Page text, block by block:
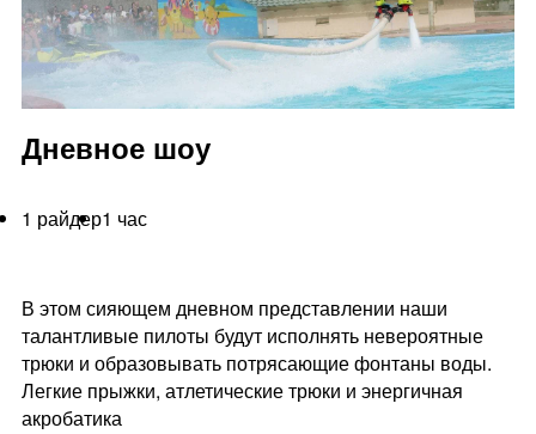
Дневное шоу
1 райдер1 час
В этом сияющем дневном представлении наши
талантливые пилоты будут исполнять невероятные
трюки и образовывать потрясающие фонтаны воды.
Легкие прыжки, атлетические трюки и энергичная
акробатика